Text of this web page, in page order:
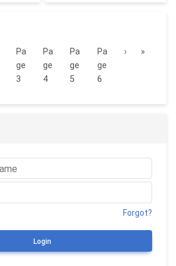
Pa
ge
3
Pa
ge
4
Pa
ge
5
Pa
ge
6
› »
Forgot?
Login